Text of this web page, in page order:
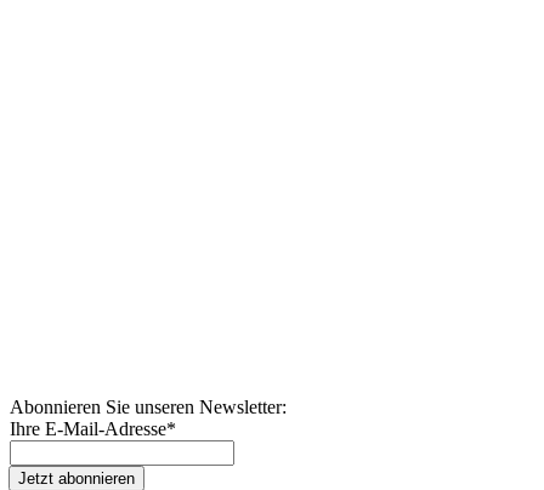
Abonnieren Sie unseren Newsletter:
Ihre E-Mail-Adresse*
Jetzt abonnieren